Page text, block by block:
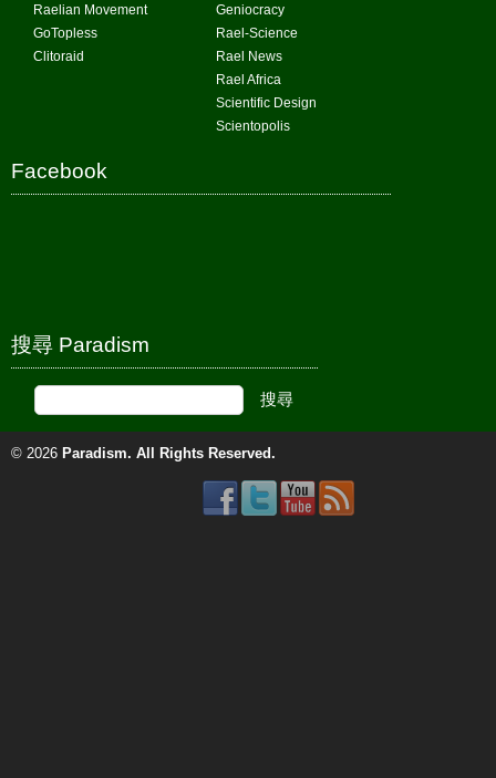
Raelian Movement
GoTopless
Clitoraid
Geniocracy
Rael-Science
Rael News
Rael Africa
Scientific Design
Scientopolis
Facebook
搜尋 Paradism
© 2026 Paradism. All Rights Reserved.